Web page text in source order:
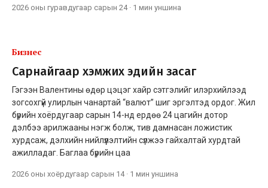
2026 оны гуравдугаар сарын 24· 1 мин уншина
Бизнес
Сарнайгаар хэмжих эдийн засаг
Гэгээн Валентины өдөр цэцэг хайр сэтгэлийг илэрхийлээд
зогсохгүй улирлын чанартай “валют” шиг эргэлтэд ордог. Жил
бүрийн хоёрдугаар сарын 14-нд ердөө 24 цагийн дотор
дэлбээ арилжааны нэгж болж, тив дамнасан ложистик
хурдсаж, дэлхийн нийлүүлэлтийн сүлжээ гайхалтай хурдтай
ажилладаг. Баглаа бүрийн цаа
2026 оны хоёрдугаар сарын 14· 1 мин уншина